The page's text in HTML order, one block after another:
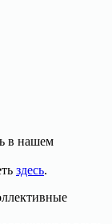
в нашем
здесь.